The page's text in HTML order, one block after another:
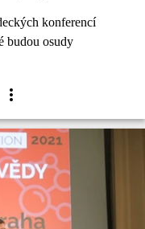
konferencí
budou osudy